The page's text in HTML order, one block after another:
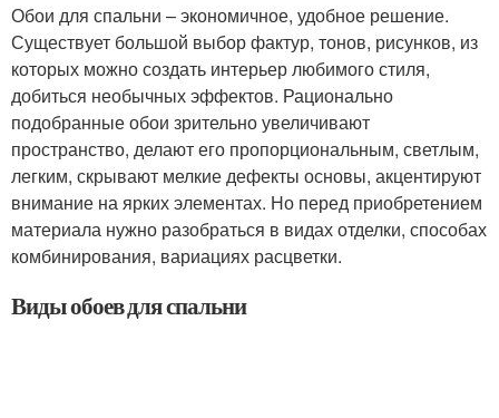
Обои для спальни – экономичное, удобное решение.
Существует большой выбор фактур, тонов, рисунков, из
которых можно создать интерьер любимого стиля,
добиться необычных эффектов. Рационально
подобранные обои зрительно увеличивают
пространство, делают его пропорциональным, светлым,
легким, скрывают мелкие дефекты основы, акцентируют
внимание на ярких элементах. Но перед приобретением
материала нужно разобраться в видах отделки, способах
комбинирования, вариациях расцветки.
Виды обоев для спальни